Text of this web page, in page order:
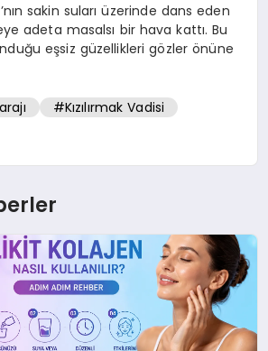
sakin suları üzerinde dans eden
adeta masalsı bir hava kattı. Bu
eşsiz güzellikleri gözler önüne
#Kızılırmak Vadisi